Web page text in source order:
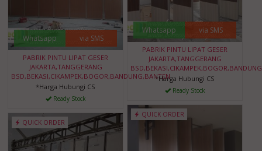
Whatsapp via SMS
PABRIK PINTU LIPAT GESER
JAKARTA,TANGGERANG
*Harga Hubungi CS
Ready Stock
Whatsapp via SMS
PABRIK PINTU LIPAT GESER
JAKARTA,TANGGERANG
BSD,BEKASI,CIKAMPEK,BOGOR,BANDUNG,BANTEN
*Harga Hubungi CS
Ready Stock
QUICK ORDER
QUICK ORDER